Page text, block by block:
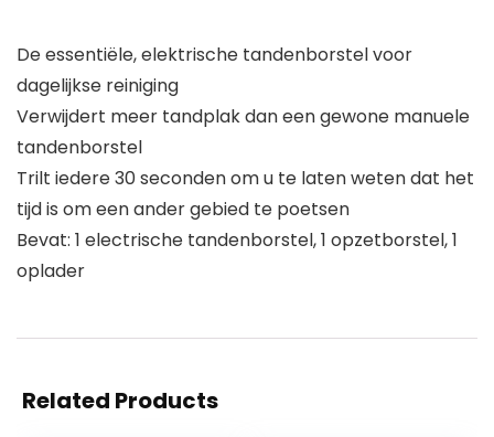
De essentiële, elektrische tandenborstel voor
dagelijkse reiniging
Verwijdert meer tandplak dan een gewone manuele
tandenborstel
Trilt iedere 30 seconden om u te laten weten dat het
tijd is om een ander gebied te poetsen
Bevat: 1 electrische tandenborstel, 1 opzetborstel, 1
oplader
Related Products